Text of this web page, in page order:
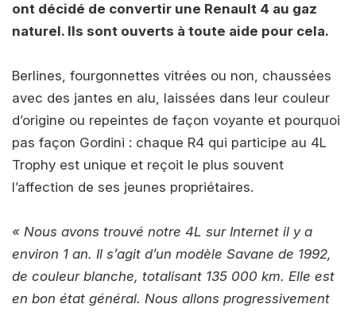
ont décidé de convertir une Renault 4 au gaz
naturel. Ils sont ouverts à toute aide pour cela.
Berlines, fourgonnettes vitrées ou non, chaussées
avec des jantes en alu, laissées dans leur couleur
d’origine ou repeintes de façon voyante et pourquoi
pas façon Gordini : chaque R4 qui participe au 4L
Trophy est unique et reçoit le plus souvent
l’affection de ses jeunes propriétaires.
« Nous avons trouvé notre 4L sur Internet il y a
environ 1 an. Il s’agit d’un modèle Savane de 1992,
de couleur blanche, totalisant 135 000 km. Elle est
en bon état général. Nous allons progressivement